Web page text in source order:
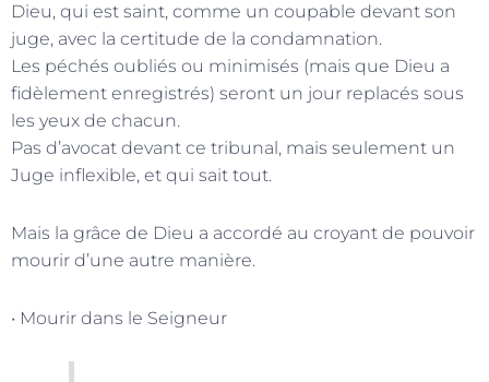
Dieu, qui est saint, comme un coupable devant son
juge, avec la certitude de la condamnation.
Les péchés oubliés ou minimisés (mais que Dieu a
fidèlement enregistrés) seront un jour replacés sous
les yeux de chacun.
Pas d’avocat devant ce tribunal, mais seulement un
Juge inflexible, et qui sait tout.
Mais la grâce de Dieu a accordé au croyant de pouvoir
mourir d’une autre manière.
• Mourir dans le Seigneur